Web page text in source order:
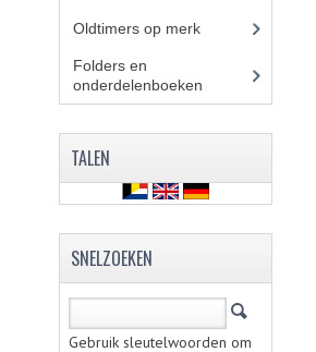
Oldtimers op merk(73)
Folders en
onderdelenboeken
TALEN
SNELZOEKEN
Gebruik sleutelwoorden om